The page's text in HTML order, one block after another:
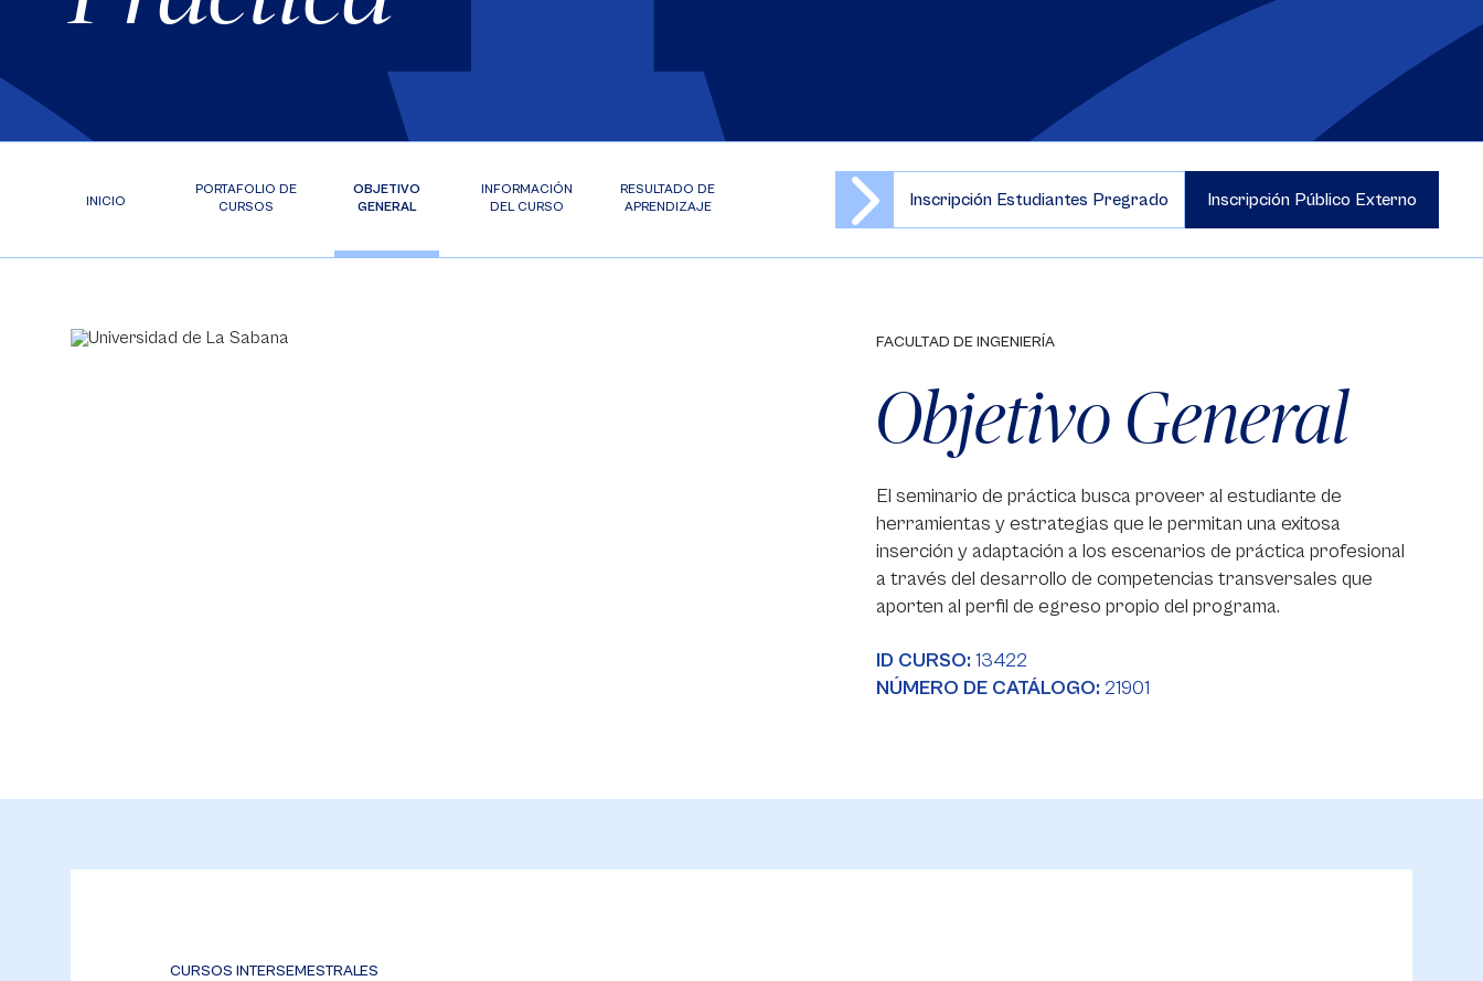
INICIO
PORTAFOLIO DE
CURSOS
OBJETIVO
GENERAL
INFORMACIÓN
DEL CURSO
RESULTADO DE
APRENDIZAJE
Inscripción Estudiantes Pregrado Inscripción Público Externo
FACULTAD DE INGENIERÍA
Objetivo General
El seminario de práctica busca proveer al estudiante de
herramientas y estrategias que le permitan una exitosa
inserción y adaptación a los escenarios de práctica profesional
a través del desarrollo de competencias transversales que
aporten al perfil de egreso propio del programa.
ID CURSO: 13422
NÚMERO DE CATÁLOGO: 21901
CURSOS INTERSEMESTRALES